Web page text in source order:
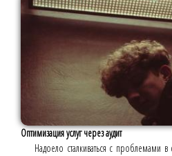
Оптимизация услуг через аудит
Надоело сталкиваться с проблемами в